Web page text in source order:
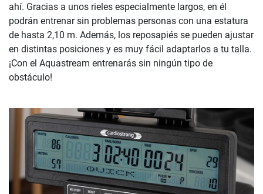
ahí. Gracias a unos rieles especialmente largos, en él
podrán entrenar sin problemas personas con una estatura
de hasta 2,10 m. Además, los reposapiés se pueden ajustar
en distintas posiciones y es muy fácil adaptarlos a tu talla.
¡Con el Aquastream entrenarás sin ningún tipo de
obstáculo!